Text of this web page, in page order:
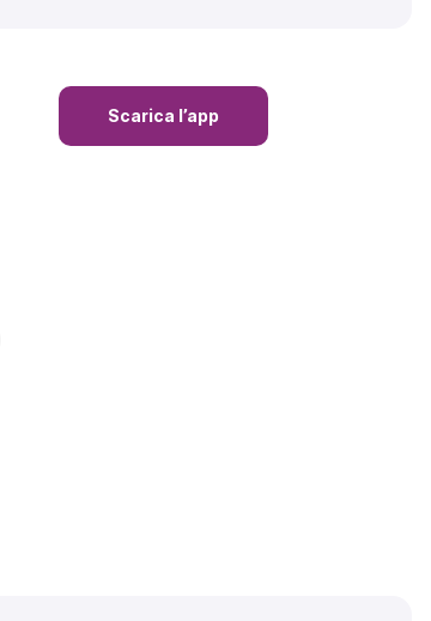
Scarica l’app